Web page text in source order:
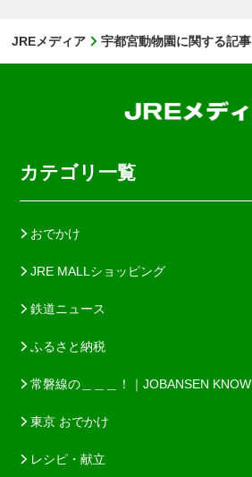
JREメディア 宇都宮動物園に関する記事
カテゴリ一覧
おでかけ
JRE MALLショッピング
鉄道ニュース
ふるさと納税
常磐線の＿＿＿！｜JOBANSEN KNOW
東京 おでかけ
レシピ・献立